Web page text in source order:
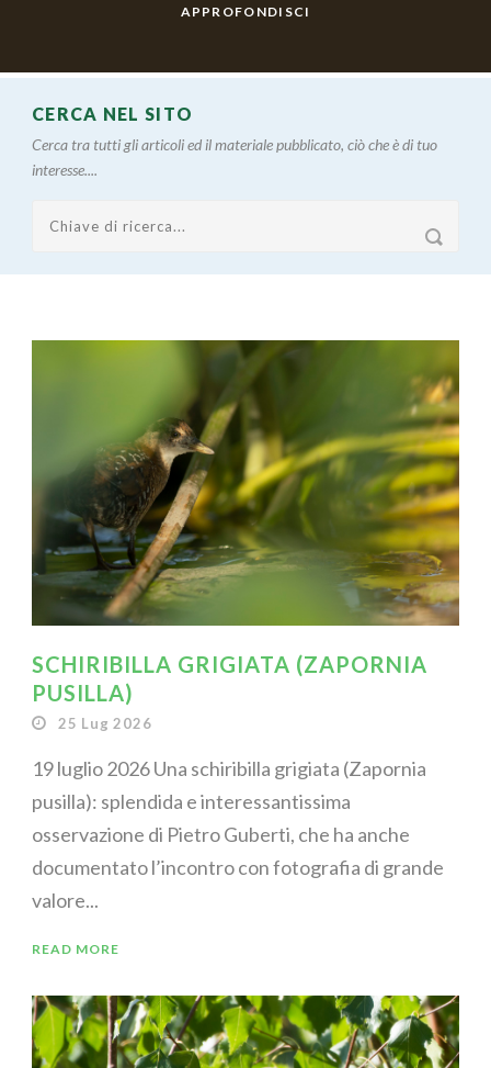
APPROFONDISCI
CERCA NEL SITO
Cerca tra tutti gli articoli ed il materiale pubblicato, ciò che è di tuo
interesse....
SCHIRIBILLA GRIGIATA (ZAPORNIA
PUSILLA)
25 Lug 2026
19 luglio 2026 Una schiribilla grigiata (Zapornia
pusilla): splendida e interessantissima
osservazione di Pietro Guberti, che ha anche
documentato l’incontro con fotografia di grande
valore...
READ MORE